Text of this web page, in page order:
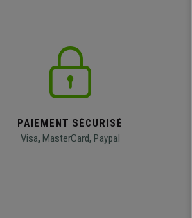
PAIEMENT SÉCURISÉ
Visa, MasterCard, Paypal